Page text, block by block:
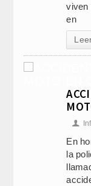
viven
en
👤
En
la